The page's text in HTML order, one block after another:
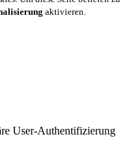
aktivieren.
User-Authentifizierung